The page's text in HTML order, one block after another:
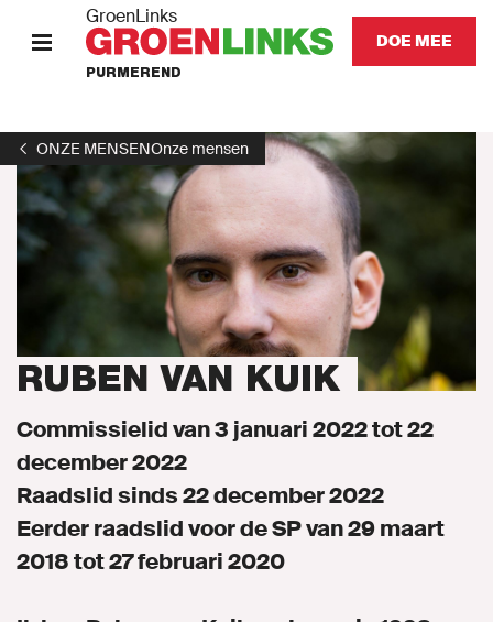
GroenLinks
PURMEREND
DOE MEE
ONZE MENSENOnze mensen
RUBEN VAN KUIK
Commissielid van 3 januari 2022 tot 22
december 2022
Raadslid sinds 22 december 2022
Eerder raadslid voor de SP van 29 maart
2018 tot 27 februari 2020
HOME
STANDPUNTEN
KOM IN ACTIE
Onze afdeling
Nieuws
Agenda
Naar GroenLinks.nl